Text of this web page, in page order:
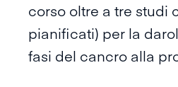
corso oltre a tre studi
pianificati) per la
fasi del cancro alla